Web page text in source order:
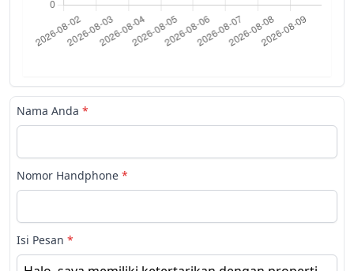
Nama Anda *
Nomor Handphone *
Isi Pesan *